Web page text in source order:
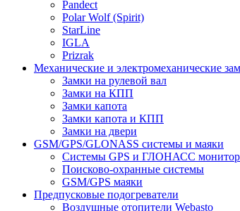
Pandect
Polar Wolf (Spirit)
StarLine
IGLA
Prizrak
Механические и электромеханические
Замки на рулевой вал
Замки на КПП
Замки капота
Замки капота и КПП
Замки на двери
GSM/GPS/GLONASS системы и маяки
Системы GPS и ГЛОНАСС
Поисково-охранные системы
GSM/GPS маяки
Предпусковые подогреватели
Воздушные отопители Webasto